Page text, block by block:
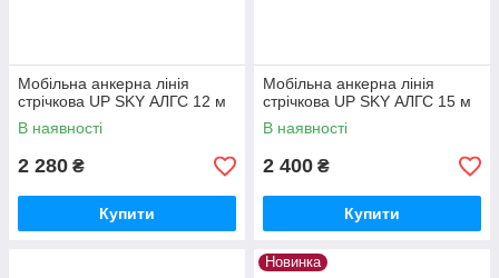
Мобільна анкерна лінія
стрічкова UP SKY АЛГС 12 м
В наявності
2 280 ₴
Купити
Мобільна анкерна лінія
стрічкова UP SKY АЛГС 15 м
В наявності
2 400 ₴
Купити
Новинка